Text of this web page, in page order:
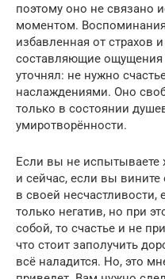
поэтому оно не связано
моментом.
избавленная от страхов
составляющие ощущения
уточнял: не нужно
наслаждениями. Оно
только в состоянии
умиротворённости.
Если вы не испытываете
и сейчас, если вы
в своей
только негатив, но при
собой, то счастье и не
что стоит заполучить
всё наладится. Но, это